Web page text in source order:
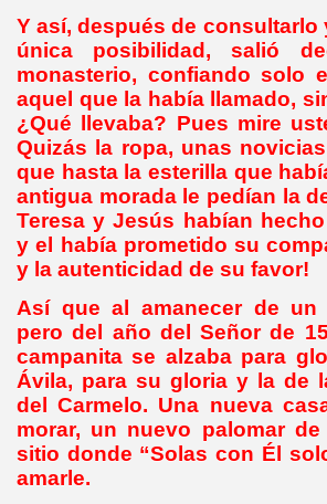
Y así, después de consultarlo
única posibilidad, salió
monasterio, confiando solo
aquel que la había llamado,
¿Qué llevaba? Pues mire
Quizás la ropa, unas
que hasta la esterilla que
antigua morada le pedían la
Teresa y Jesús habían
y el había prometido su
y la autenticidad de su favor!
Así que al amanecer de un
pero del año del Señor de
campanita se alzaba para
Ávila, para su gloria y la de
del Carmelo. Una nueva
morar, un nuevo palomar
sitio donde “Solas con Él
amarle.